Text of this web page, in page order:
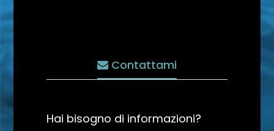
Contattami
Hai bisogno di informazioni?